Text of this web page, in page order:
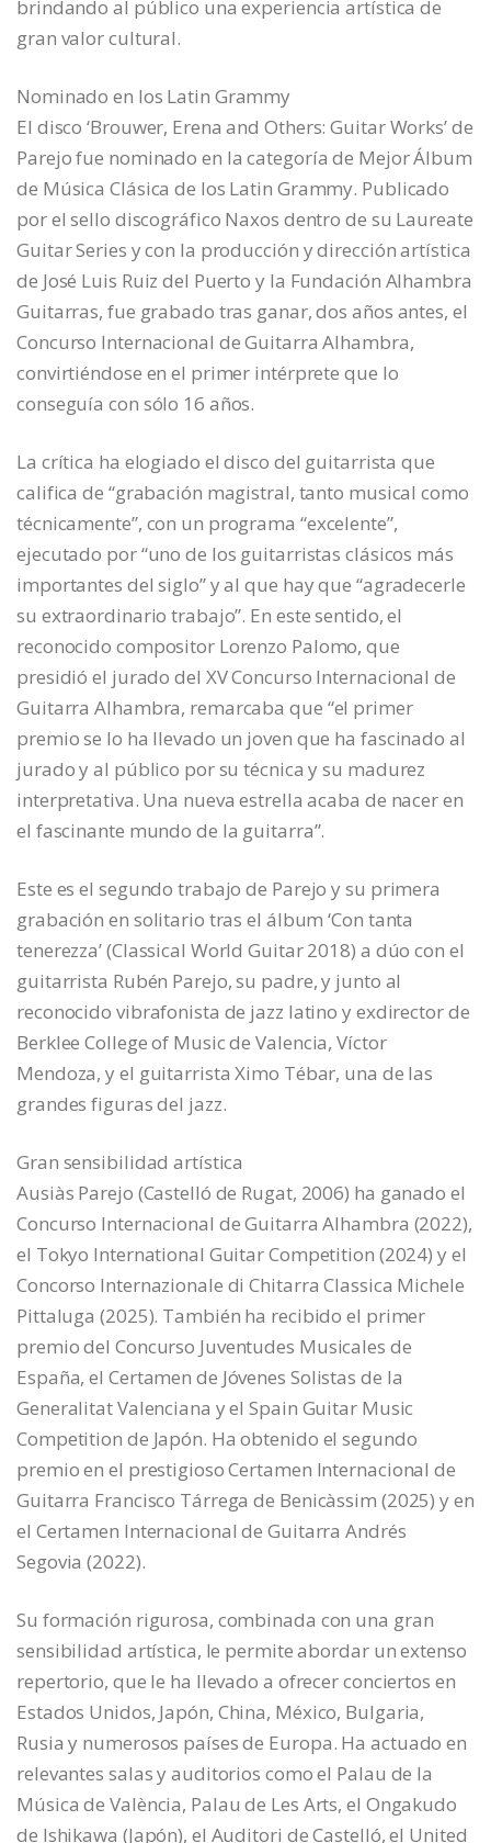
brindando al público una experiencia artística de
gran valor cultural.
Nominado en los Latin Grammy
El disco ‘Brouwer, Erena and Others: Guitar Works’ de
Parejo fue nominado en la categoría de Mejor Álbum
de Música Clásica de los Latin Grammy. Publicado
por el sello discográfico Naxos dentro de su Laureate
Guitar Series y con la producción y dirección artística
de José Luis Ruiz del Puerto y la Fundación Alhambra
Guitarras, fue grabado tras ganar, dos años antes, el
Concurso Internacional de Guitarra Alhambra,
convirtiéndose en el primer intérprete que lo
conseguía con sólo 16 años.
La crítica ha elogiado el disco del guitarrista que
califica de “grabación magistral, tanto musical como
técnicamente”, con un programa “excelente”,
ejecutado por “uno de los guitarristas clásicos más
importantes del siglo” y al que hay que “agradecerle
su extraordinario trabajo”. En este sentido, el
reconocido compositor Lorenzo Palomo, que
presidió el jurado del XV Concurso Internacional de
Guitarra Alhambra, remarcaba que “el primer
premio se lo ha llevado un joven que ha fascinado al
jurado y al público por su técnica y su madurez
interpretativa. Una nueva estrella acaba de nacer en
el fascinante mundo de la guitarra”.
Este es el segundo trabajo de Parejo y su primera
grabación en solitario tras el álbum ‘Con tanta
tenerezza’ (Classical World Guitar 2018) a dúo con el
guitarrista Rubén Parejo, su padre, y junto al
reconocido vibrafonista de jazz latino y exdirector de
Berklee College of Music de Valencia, Víctor
Mendoza, y el guitarrista Ximo Tébar, una de las
grandes figuras del jazz.
Gran sensibilidad artística
Ausiàs Parejo (Castelló de Rugat, 2006) ha ganado el
Concurso Internacional de Guitarra Alhambra (2022),
el Tokyo International Guitar Competition (2024) y el
Concorso Internazionale di Chitarra Classica Michele
Pittaluga (2025). También ha recibido el primer
premio del Concurso Juventudes Musicales de
España, el Certamen de Jóvenes Solistas de la
Generalitat Valenciana y el Spain Guitar Music
Competition de Japón. Ha obtenido el segundo
premio en el prestigioso Certamen Internacional de
Guitarra Francisco Tárrega de Benicàssim (2025) y en
el Certamen Internacional de Guitarra Andrés
Segovia (2022).
Su formación rigurosa, combinada con una gran
sensibilidad artística, le permite abordar un extenso
repertorio, que le ha llevado a ofrecer conciertos en
Estados Unidos, Japón, China, México, Bulgaria,
Rusia y numerosos países de Europa. Ha actuado en
relevantes salas y auditorios como el Palau de la
Música de València, Palau de Les Arts, el Ongakudo
de Ishikawa (Japón), el Auditori de Castelló, el United